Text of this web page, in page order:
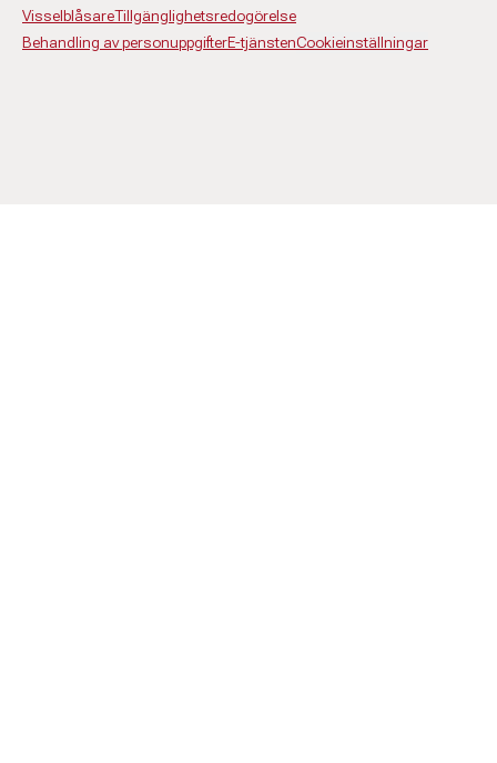
VisselblåsareTillgänglighetsredogörelse
Behandling av personuppgifterE-tjänstenCookieinställningar